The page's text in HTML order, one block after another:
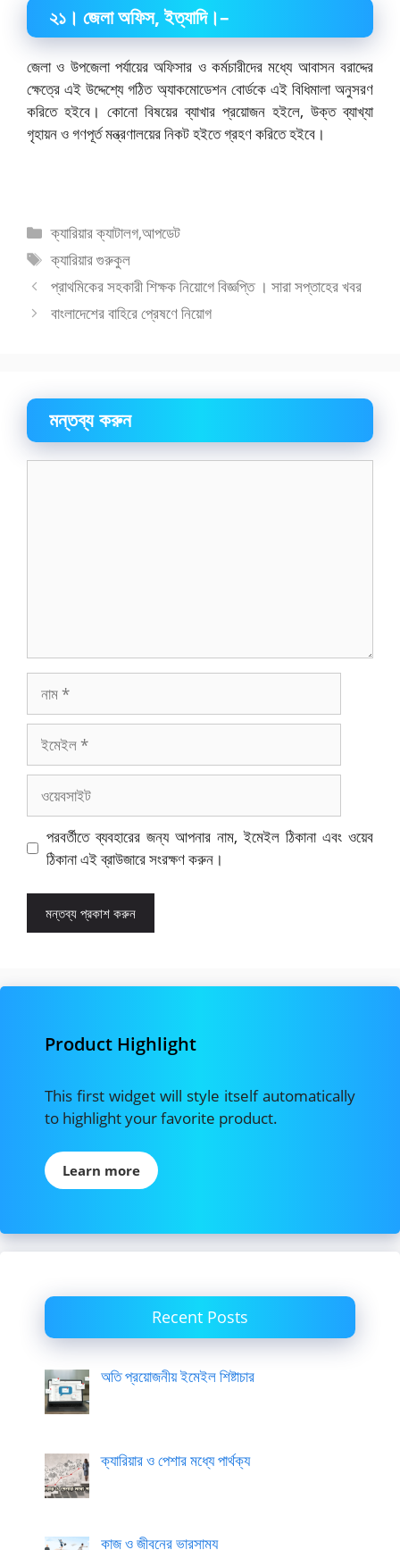
২১ । জেলা অফিস, ইত্যাদি।–
জেলা ও উপজেলা পর্যায়ের অফিসার ও কর্মচারীদের মধ্যে আবাসন বরাদ্দের
ক্ষেত্রে এই উদ্দেশ্যে গঠিত অ্যাকমোডেশন বোর্ডকে এই বিধিমালা অনুসরণ
করিতে হইবে। কোনো বিষয়ের ব্যাখার প্রয়োজন হইলে, উক্ত ব্যাখ্যা
গৃহায়ন ও গণপূর্ত মন্ত্রণালয়ের নিকট হইতে গ্রহণ করিতে হইবে।
বিভাগ
সমূহ
ক্যারিয়ার ক্যাটালগ,আপডেট
ট্যাগ
সমূহ
ক্যারিয়ার গুরুকুল
প্রাথমিকের সহকারী শিক্ষক নিয়োগে বিজ্ঞপ্তি । সারা সপ্তাহের খবর
বাংলাদেশের বাহিরে প্রেষণে নিয়োগ
মন্তব্য করুন
ইমেইল
পরবর্তীতে ব্যবহারের জন্য আপনার নাম, ইমেইল ঠিকানা এবং ওয়েব
ঠিকানা এই ব্রাউজারে সংরক্ষণ করুন।
Product Highlight
This first widget will style itself automatically
to highlight your favorite product.
Learn more
Recent Posts
অতি প্রয়োজনীয় ইমেইল শিষ্টাচার
ক্যারিয়ার ও পেশার মধ্যে পার্থক্য
কাজ ও জীবনের ভারসাম্য